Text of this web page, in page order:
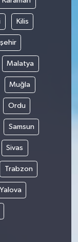
Kilis
Malatya
Muğla
Ordu
Samsun
Sivas
Trabzon
Yalova